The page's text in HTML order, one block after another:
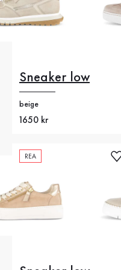
Sneaker low
beige
Nytt pris
1650 kr
REA